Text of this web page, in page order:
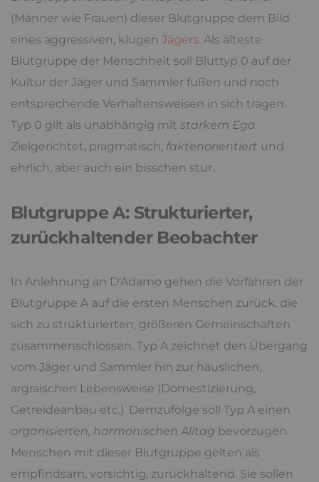
(Männer wie Frauen) dieser Blutgruppe dem Bild
eines aggressiven, klugen Jägers. Als älteste
Blutgruppe der Menschheit soll Bluttyp 0 auf der
Kultur der Jäger und Sammler fußen und noch
entsprechende Verhaltensweisen in sich tragen.
Typ 0 gilt als unabhängig mit starkem Ego.
Zielgerichtet, pragmatisch, faktenorientiert und
ehrlich, aber auch ein bisschen stur.
Blutgruppe A: Strukturierter,
zurückhaltender Beobachter
In Anlehnung an D’Adamo gehen die Vorfahren der
Blutgruppe A auf die ersten Menschen zurück, die
sich zu strukturierten, größeren Gemeinschaften
zusammenschlossen. Typ A zeichnet den Übergang
vom Jäger und Sammler hin zur häuslichen,
argraischen Lebensweise (Domestizierung,
Getreideanbau etc.). Demzufolge soll Typ A einen
organisierten, harmonischen Alltag bevorzugen.
Menschen mit dieser Blutgruppe gelten als
empfindsam, vorsichtig, zurückhaltend. Sie sollen